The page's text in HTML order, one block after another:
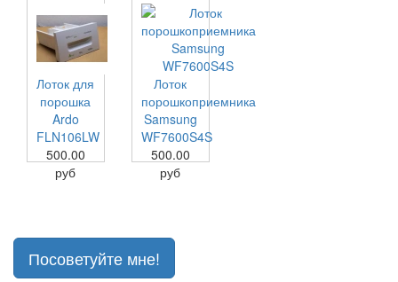
Лоток для
порошка
Ardo
FLN106LW
500.00
руб
Лоток
порошкоприемника
Samsung
WF7600S4S
500.00
руб
Посоветуйте мне!